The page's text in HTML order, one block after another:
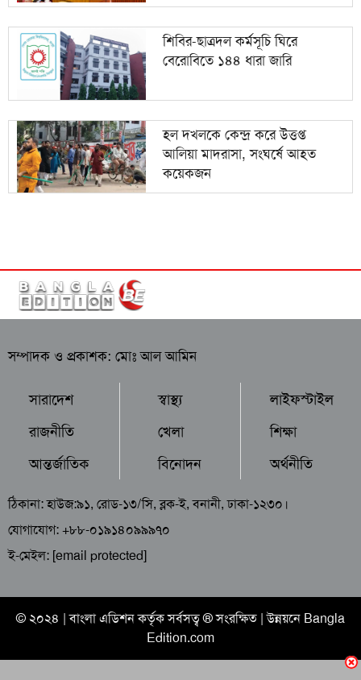
শিবির-ছাত্রদল কর্মসূচি ঘিরে
বেরোবিতে ১৪৪ ধারা জারি
হল দখলকে কেন্দ্র করে উত্তপ্ত
আলিয়া মাদরাসা, সংঘর্ষে আহত
কয়েকজন
সম্পাদক ও প্রকাশক: মোঃ আল আমিন
সারাদেশ
রাজনীতি
আন্তর্জাতিক
স্বাস্থ্য
খেলা
বিনোদন
লাইফস্টাইল
শিক্ষা
অর্থনীতি
ঠিকানা: হাউজ:৯১, রোড-১৩/সি, ব্লক-ই, বনানী, ঢাকা-১২৩০।
যোগাযোগ: +৮৮-০১৯১৪০৯৯৯৭০
ই-মেইল: [email protected]
© ২০২৪ |বাংলা এডিশনকর্তৃক সর্বসত্ব ® সংরক্ষিত | উন্নয়নে Bangla
Edition.com